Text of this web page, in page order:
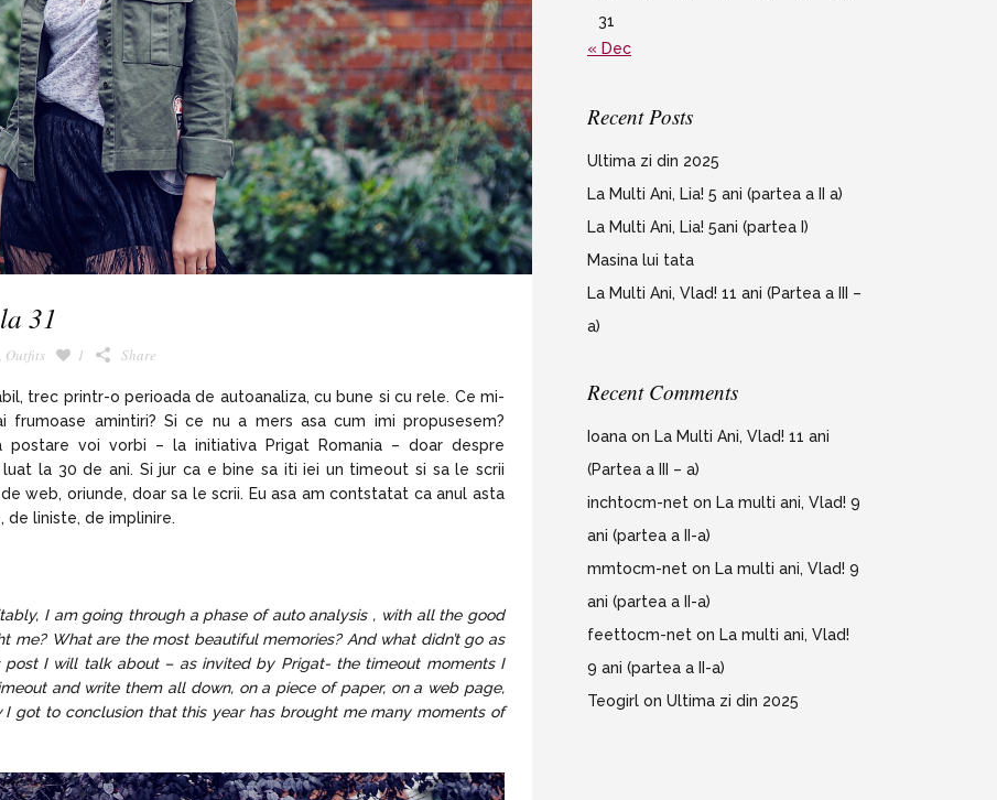
31
, Outfits 1 Share
trec printr-o perioada de autoanaliza, cu bune si cu rele. Ce mi-
amintiri? Si ce nu a mers asa cum imi propusesem?
voi vorbi – la initiativa Prigat Romania – doar despre
la 30 de ani. Si jur ca e bine sa iti iei un timeout si sa le scrii
web, oriunde, doar sa le scrii. Eu asa am contstatat ca anul asta
de liniste, de implinire.
I am going through a phase of auto analysis , with all the good
me? What are the most beautiful memories? And what didn’t go as
post I will talk about – as invited by Prigat- the timeout moments I
and write them all down, on a piece of paper, on a web page,
I got to conclusion that this year has brought me many moments of
31
« Dec
Recent Posts
Ultima zi din 2025
La Multi Ani, Lia! 5 ani (partea a II a)
La Multi Ani, Lia! 5ani (partea I)
Masina lui tata
La Multi Ani, Vlad! 11 ani (Partea a III –
a)
Recent Comments
Ioana on La Multi Ani, Vlad! 11 ani
(Partea a III – a)
inchtocm-net on La multi ani, Vlad! 9
ani (partea a II-a)
mmtocm-net on La multi ani, Vlad! 9
ani (partea a II-a)
feettocm-net on La multi ani, Vlad!
9 ani (partea a II-a)
Teogirl on Ultima zi din 2025